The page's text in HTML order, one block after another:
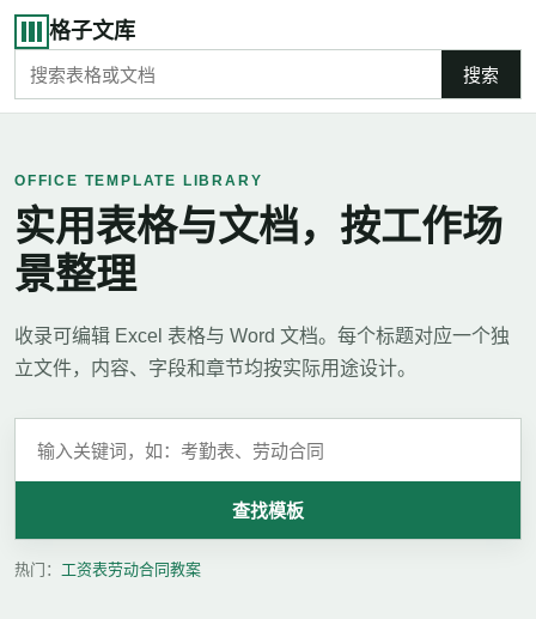
格子文库
搜索
OFFICE TEMPLATE LIBRARY
实用表格与文档，按工作场
景整理
收录可编辑 Excel 表格与 Word 文档。每个标题对应一个独
立文件，内容、字段和章节均按实际用途设计。
查找模板
热门： 工资表劳动合同教案